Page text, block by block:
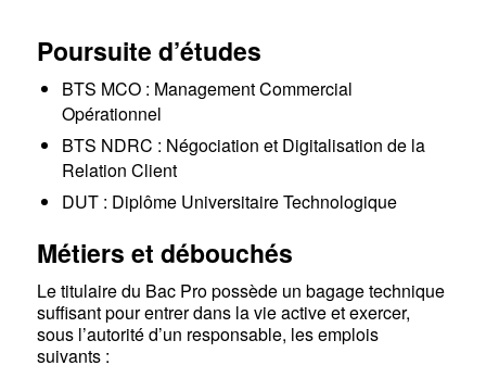
Poursuite d’études
BTS MCO : Management Commercial
Opérationnel
BTS NDRC : Négociation et Digitalisation de la
Relation Client
DUT : Diplôme Universitaire Technologique
Métiers et débouchés
Le titulaire du Bac Pro possède un bagage technique
suffisant pour entrer dans la vie active et exercer,
sous l’autorité d’un responsable, les emplois
suivants :